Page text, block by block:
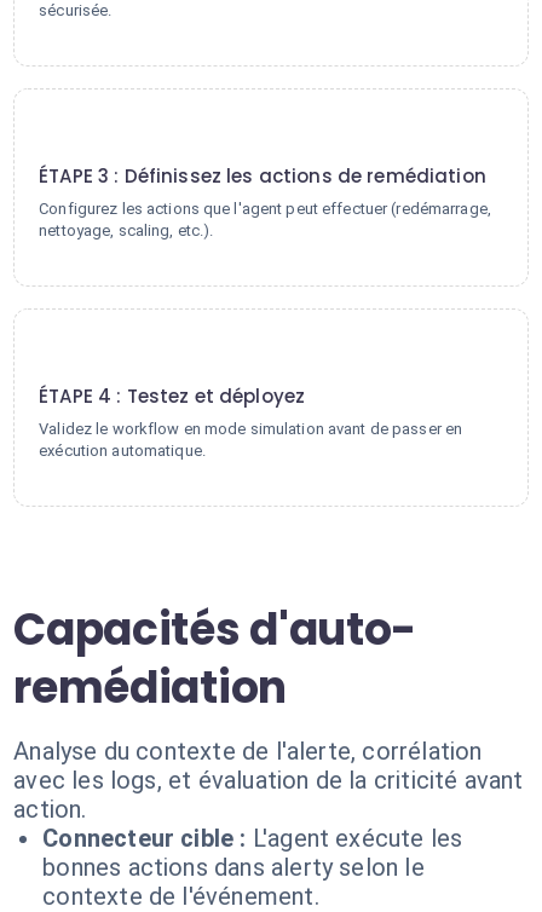
sécurisée.
ÉTAPE 3 : Définissez les actions de remédiation
Configurez les actions que l'agent peut effectuer (redémarrage,
nettoyage, scaling, etc.).
ÉTAPE 4 : Testez et déployez
Validez le workflow en mode simulation avant de passer en
exécution automatique.
Capacités d'auto-
remédiation
Analyse du contexte de l'alerte, corrélation
avec les logs, et évaluation de la criticité avant
action.
Connecteur cible : L'agent exécute les
bonnes actions dans alerty selon le
contexte de l'événement.